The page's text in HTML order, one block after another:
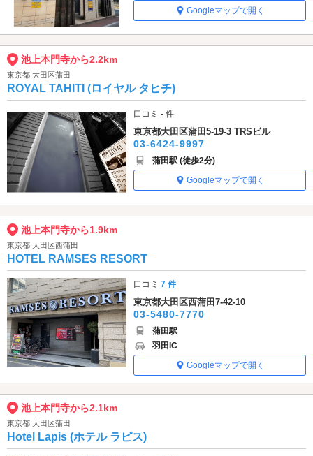
Googleマップで開く
池上本門寺から2.2km
東京都 大田区蒲田
ROYAL TAHITI (ロイヤル タヒチ)
口コミ - 件
東京都大田区蒲田5-19-3 TRSビル
03-6424-9997
蒲田駅 (徒歩2分)
Googleマップで開く
池上本門寺から1.9km
東京都 大田区西蒲田
HOTEL RAMSES RESORT
口コミ7 件
東京都大田区西蒲田7-42-10
03-5480-7770
蒲田駅
羽田IC
Googleマップで開く
池上本門寺から2.1km
東京都 大田区蒲田
Hotel Lapis (ホテル ラピス)